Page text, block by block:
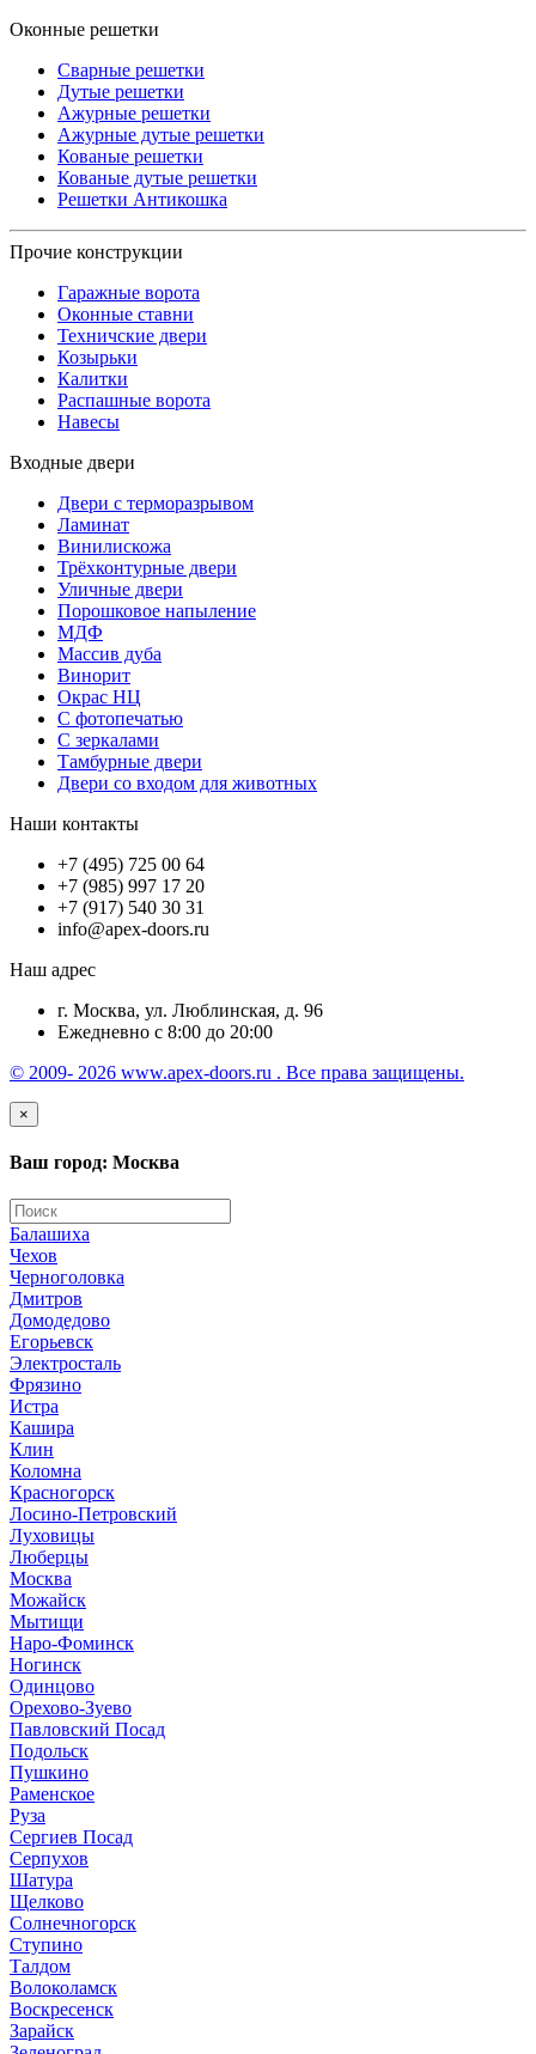
Оконные решетки
Сварные решетки
Дутые решетки
Ажурные решетки
Ажурные дутые решетки
Кованые решетки
Кованые дутые решетки
Решетки Антикошка
Прочие конструкции
Гаражные ворота
Оконные ставни
Техничские двери
Козырьки
Калитки
Распашные ворота
Навесы
Входные двери
Двери с терморазрывом
Ламинат
Винилискожа
Трёхконтурные двери
Уличные двери
Порошковое напыление
МДФ
Массив дуба
Винорит
Окрас НЦ
С фотопечатью
С зеркалами
Тамбурные двери
Двери со входом для животных
Наши контакты
+7 (495) 725 00 64
+7 (985) 997 17 20
+7 (917) 540 30 31
info@apex-doors.ru
Наш адрес
г. Москва, ул. Люблинская, д. 96
Ежедневно с 8:00 до 20:00
© 2009- 2026 www.apex-doors.ru . Все права защищены.
×
Ваш город: Москва
Балашиха
Чехов
Черноголовка
Дмитров
Домодедово
Егорьевск
Электросталь
Фрязино
Истра
Кашира
Клин
Коломна
Красногорск
Лосино-Петровский
Луховицы
Люберцы
Москва
Можайск
Мытищи
Наро-Фоминск
Ногинск
Одинцово
Орехово-Зуево
Павловский Посад
Подольск
Пушкино
Раменское
Руза
Сергиев Посад
Серпухов
Шатура
Щелково
Солнечногорск
Ступино
Талдом
Волоколамск
Воскресенск
Зарайск